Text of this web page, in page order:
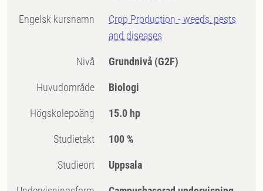
Engelsk kursnamn
Crop Production - weeds, pests
and diseases
Nivå Grundnivå (G2F)
Huvudområde Biologi
högskolepoäng 15.0 hp
Studietakt 100 %
Studieort Uppsala